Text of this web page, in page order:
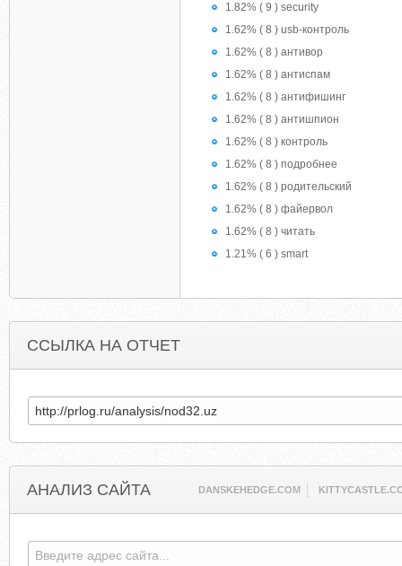
1.82% ( 9 ) security
1.62% ( 8 ) usb-контроль
1.62% ( 8 ) антивор
1.62% ( 8 ) антиспам
1.62% ( 8 ) антифишинг
1.62% ( 8 ) антишпион
1.62% ( 8 ) контроль
1.62% ( 8 ) подробнее
1.62% ( 8 ) родительский
1.62% ( 8 ) файервол
1.62% ( 8 ) читать
1.21% ( 6 ) smart
ССЫЛКА НА ОТЧЕТ
АНАЛИЗ САЙТА DANSKEHEDGE.COM